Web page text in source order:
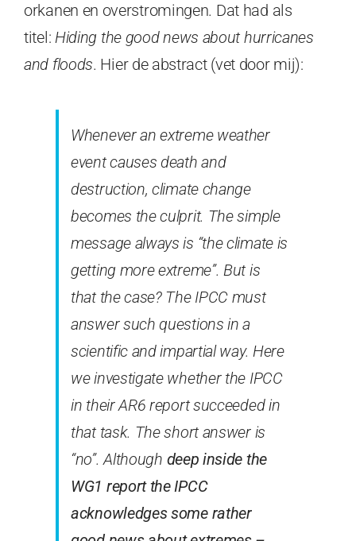
orkanen en overstromingen. Dat had als
titel: Hiding the good news about hurricanes
and floods. Hier de abstract (vet door mij):
Whenever an extreme weather
event causes death and
destruction, climate change
becomes the culprit. The simple
message always is “the climate is
getting more extreme”. But is
that the case? The IPCC must
answer such questions in a
scientific and impartial way. Here
we investigate whether the IPCC
in their AR6 report succeeded in
that task. The short answer is
“no”. Although deep inside the
WG1 report the IPCC
acknowledges some rather